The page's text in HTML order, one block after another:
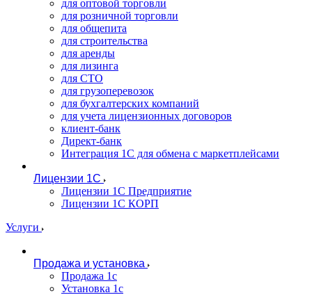
для оптовой торговли
для розничной торговли
для общепита
для строительства
для аренды
для лизинга
для СТО
для грузоперевозок
для бухгалтерских компаний
для учета лицензионных договоров
клиент-банк
Директ-банк
Интеграция 1C для обмена с маркетплейсами
Лицензии 1С
Лицензии 1С Предприятие
Лицензии 1С КОРП
Услуги
Продажа и установка
Продажа 1с
Установка 1с